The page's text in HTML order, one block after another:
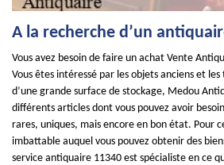
A la recherche d’un
Vous avez besoin de faire un achat Vente
Vous êtes intéressé par les objets anciens et
d’une grande surface de stockage, Medou
différents articles dont vous pouvez avoir
rares, uniques, mais encore en bon état. Pour
imbattable auquel vous pouvez obtenir des
service antiquaire 11340 est spécialiste en ce